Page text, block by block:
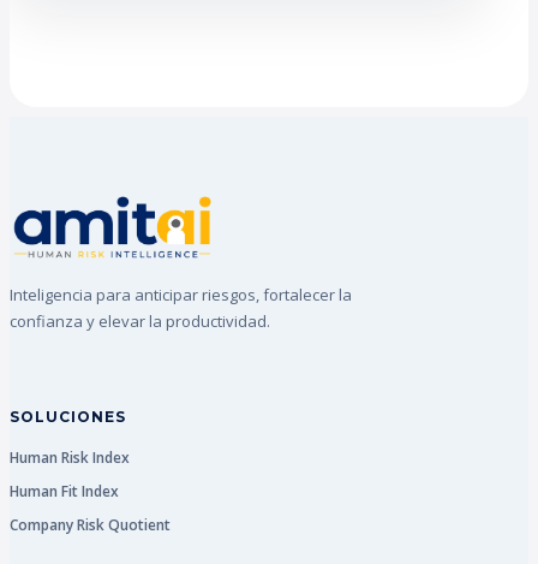
Inteligencia para anticipar riesgos, fortalecer la
confianza y elevar la productividad.
SOLUCIONES
Human Risk Index
Human Fit Index
Company Risk Quotient